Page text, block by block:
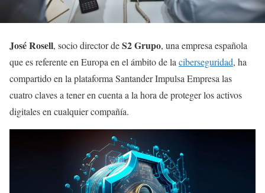
José Rosell, socio director deS2 Grupo, una empresa española
que es referente en Europa en el ámbito de laciberseguridad, ha
compartido en la plataforma Santander Impulsa Empresa las
cuatro claves a tener en cuenta a la hora de proteger los activos
digitales en cualquier compañía.